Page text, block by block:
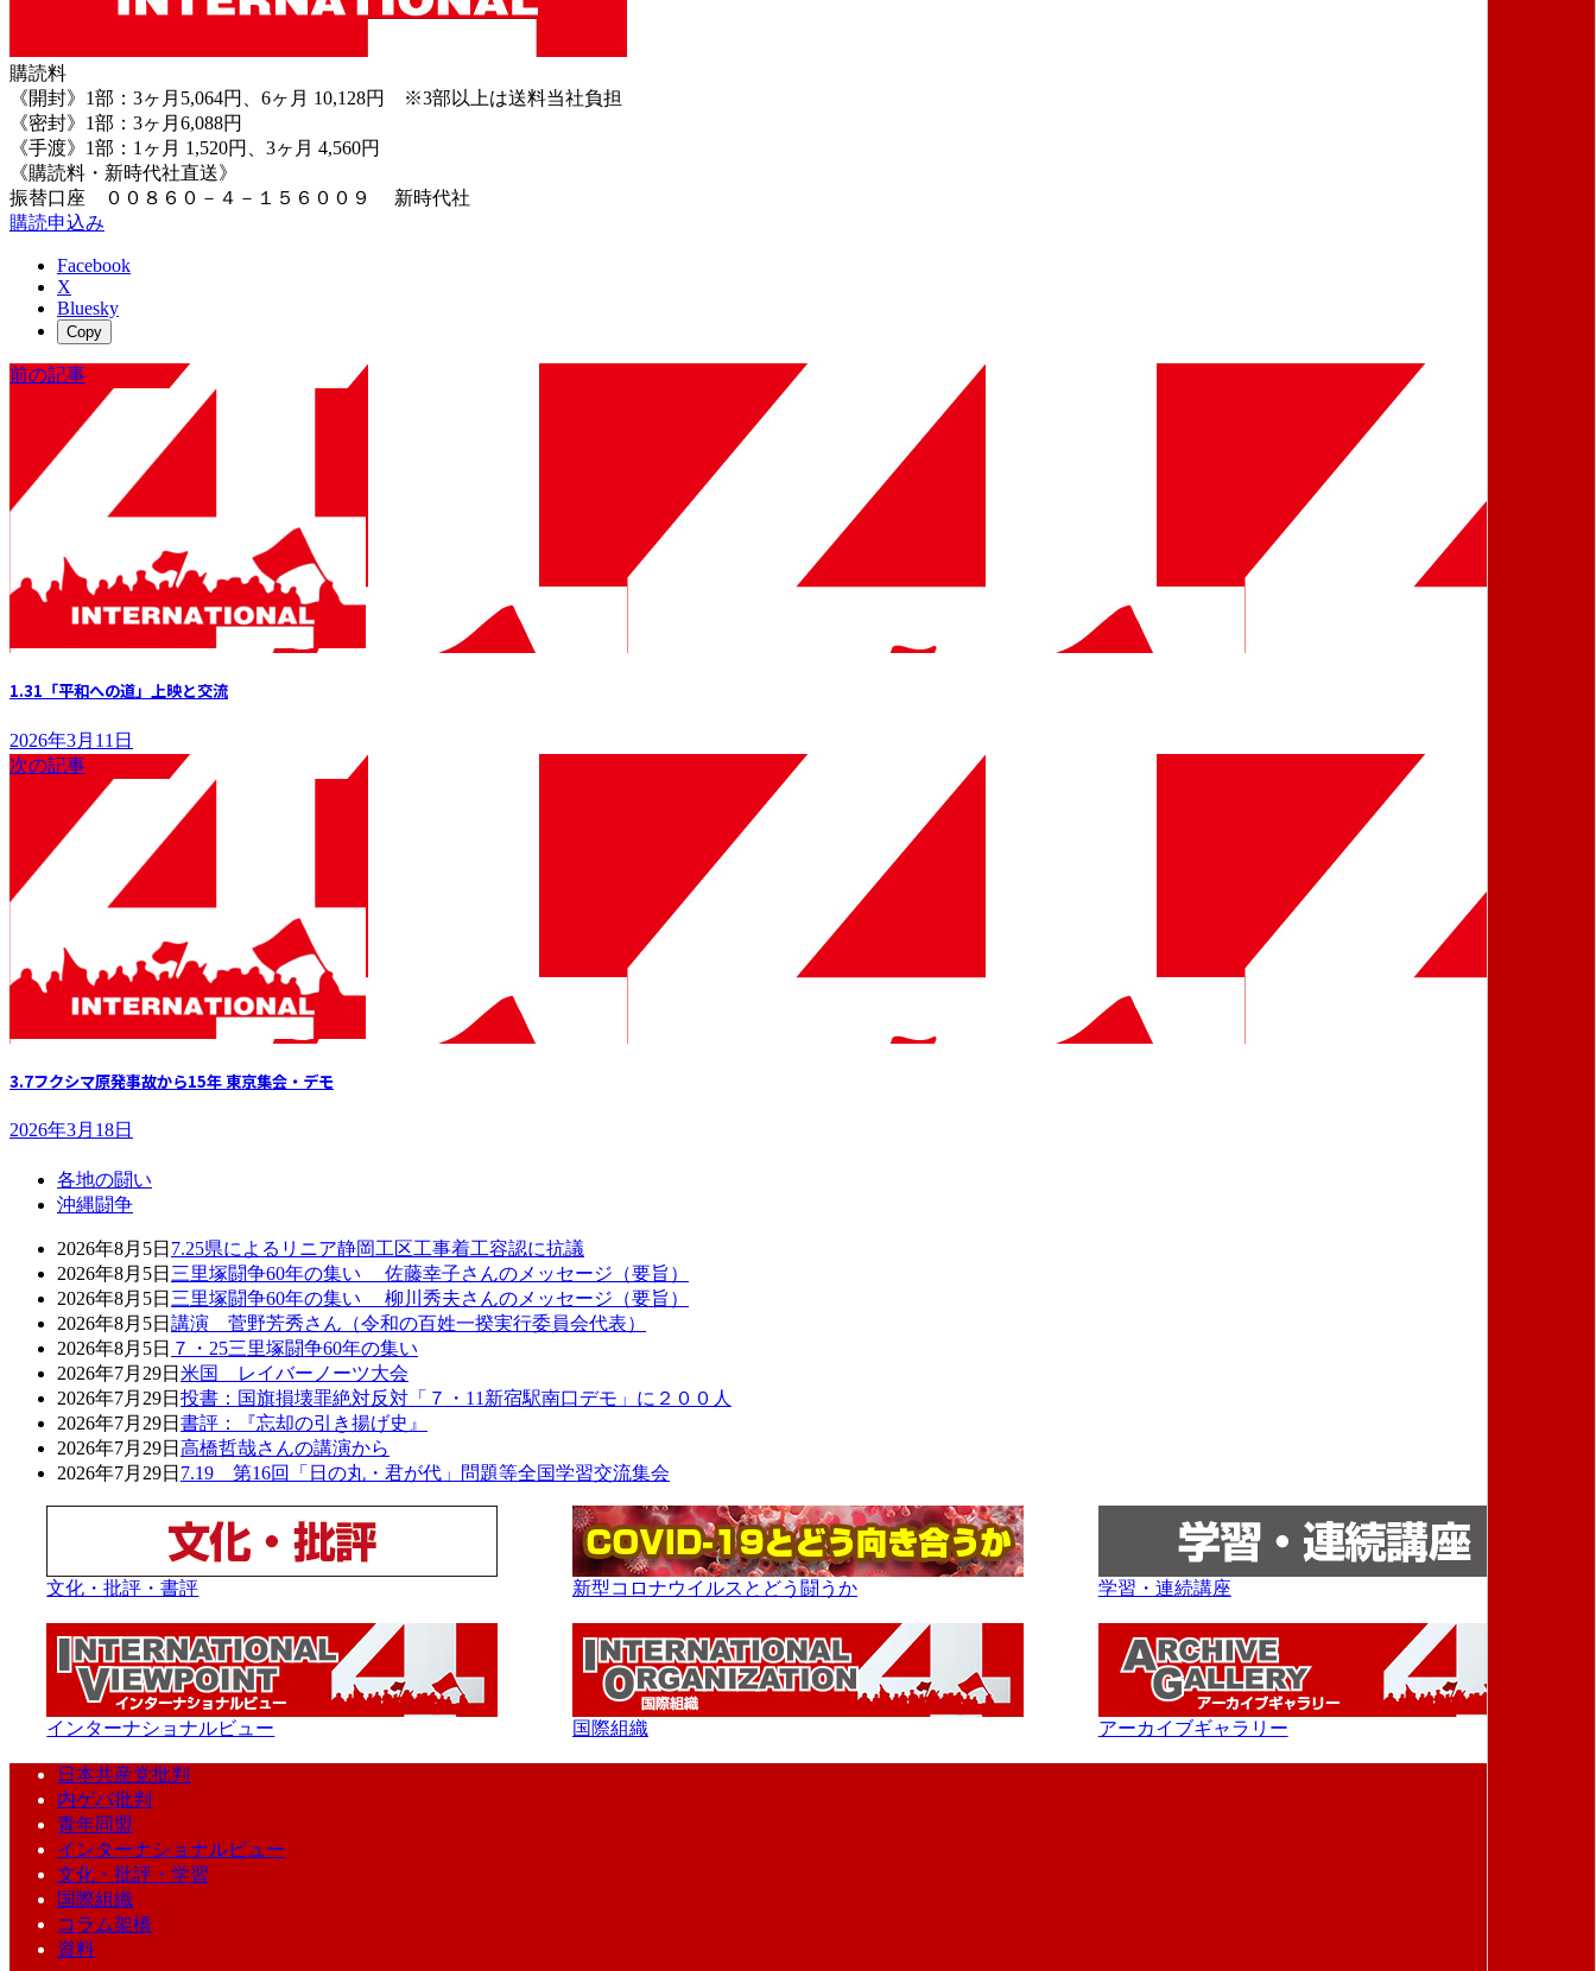
購読料
《開封》1部：3ヶ月5,064円、6ヶ月 10,128円 ※3部以上は送料当社負担
《密封》1部：3ヶ月6,088円
《手渡》1部：1ヶ月 1,520円、3ヶ月 4,560円
《購読料・新時代社直送》
振替口座 ００８６０－４－１５６００９ 新時代社
購読申込み
Facebook
X
Bluesky
Copy
前の記事
1.31「平和への道」上映と交流
2026年3月11日
次の記事
3.7フクシマ原発事故から15年 東京集会・デモ
2026年3月18日
各地の闘い
沖縄闘争
2026年8月5日 7.25県によるリニア静岡工区工事着工容認に抗議
2026年8月5日 三里塚闘争60年の集い 佐藤幸子さんのメッセージ（要旨）
2026年8月5日 三里塚闘争60年の集い 柳川秀夫さんのメッセージ（要旨）
2026年8月5日 講演 菅野芳秀さん（令和の百姓一揆実行委員会代表）
2026年8月5日 ７・25三里塚闘争60年の集い
2026年7月29日 米国 レイバーノーツ大会
2026年7月29日 投書：国旗損壊罪絶対反対「７・11新宿駅南口デモ」に２００人
2026年7月29日 書評：『忘却の引き揚げ史』
2026年7月29日 高橋哲哉さんの講演から
2026年7月29日 7.19 第16回「日の丸・君が代」問題等全国学習交流集会
文化・批評・書評 新型コロナウイルスとどう闘うか 学習・連続講座
インターナショナルビュー 国際組織 アーカイブギャラリー
日本共産党批判
内ゲバ批判
青年同盟
インターナショナルビュー
文化・批評・学習
国際組織
コラム架橋
資料